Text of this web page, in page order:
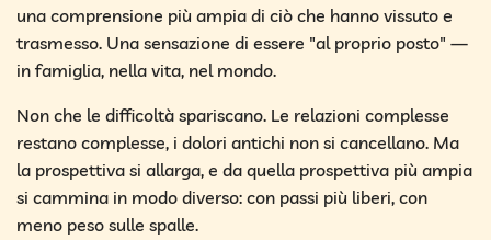
una comprensione più ampia di ciò che hanno vissuto e
trasmesso. Una sensazione di essere "al proprio posto" —
in famiglia, nella vita, nel mondo.
Non che le difficoltà spariscano. Le relazioni complesse
restano complesse, i dolori antichi non si cancellano. Ma
la prospettiva si allarga, e da quella prospettiva più ampia
si cammina in modo diverso: con passi più liberi, con
meno peso sulle spalle.